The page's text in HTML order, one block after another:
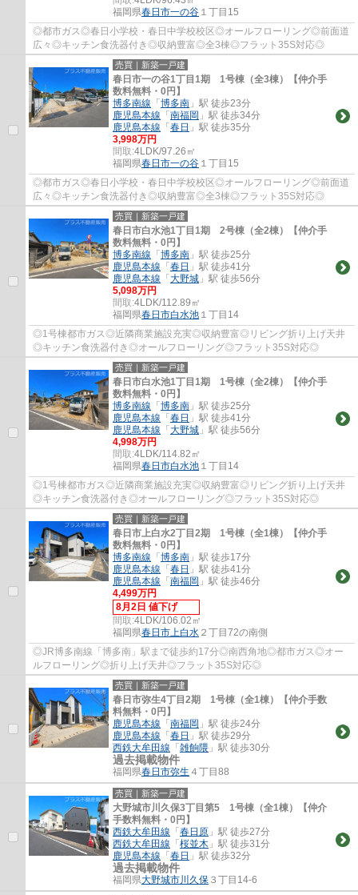
福岡県春日市一の谷 １丁目15
◎都市ガス◎春日小学校・春日中学校校区◎オールフローリング◎前面道
広々◎キッチン食洗器付き◎収納豊富◎全3棟◎フラット35S対応◎
売買｜新築一戸建
春日市一の谷1丁目1期 1号棟（全3棟）【仲介手
数料無料・0円】
博多南線 「 博多南 」駅 徒歩23分
鹿児島本線 「 南福岡 」駅 徒歩34分
鹿児島本線 「 春日 」駅 徒歩35分
3,998万円
間取:4LDK/97.26㎡
福岡県春日市一の谷 １丁目15
◎都市ガス◎春日小学校・春日中学校校区◎オールフローリング◎前面道
広々◎キッチン食洗器付き◎収納豊富◎全3棟◎フラット35S対応◎
売買｜新築一戸建
春日市白水池1丁目1期 2号棟（全2棟）【仲介手
数料無料・0円】
博多南線 「 博多南 」駅 徒歩25分
鹿児島本線 「 春日 」駅 徒歩41分
鹿児島本線 「 大野城 」駅 徒歩56分
5,098万円
間取:4LDK/112.89㎡
福岡県春日市白水池 １丁目14
◎1号棟都市ガス◎近隣商業施設充実◎収納豊富◎リビング折り上げ天井
◎キッチン食洗器付き◎オールフローリング◎フラット35S対応◎
売買｜新築一戸建
春日市白水池1丁目1期 1号棟（全2棟）【仲介手
数料無料・0円】
博多南線 「 博多南 」駅 徒歩25分
鹿児島本線 「 春日 」駅 徒歩41分
鹿児島本線 「 大野城 」駅 徒歩56分
4,998万円
間取:4LDK/114.82㎡
福岡県春日市白水池 １丁目14
◎1号棟都市ガス◎近隣商業施設充実◎収納豊富◎リビング折り上げ天井
◎キッチン食洗器付き◎オールフローリング◎フラット35S対応◎
売買｜新築一戸建
春日市上白水2丁目2期 1号棟（全1棟）【仲介手
数料無料・0円】
博多南線 「 博多南 」駅 徒歩17分
鹿児島本線 「 春日 」駅 徒歩41分
鹿児島本線 「 南福岡 」駅 徒歩46分
4,499万円
8月2日 値下げ
間取:4LDK/106.02㎡
福岡県春日市上白水 ２丁目72の南側
◎JR博多南線「博多南」駅まで徒歩約17分◎南西角地◎都市ガス◎オー
ルフローリング◎折り上げ天井◎フラット35S対応◎
売買｜新築一戸建
春日市弥生4丁目2期 1号棟（全1棟）【仲介手数
料無料・0円】
鹿児島本線 「 南福岡 」駅 徒歩24分
鹿児島本線 「 春日 」駅 徒歩29分
西鉄大牟田線 「 雑餉隈 」駅 徒歩30分
過去掲載物件
福岡県春日市弥生 ４丁目88
売買｜新築一戸建
大野城市川久保3丁目第5 1号棟（全1棟）【仲介
手数料無料・0円】
西鉄大牟田線 「 春日原 」駅 徒歩27分
西鉄大牟田線 「 桜並木 」駅 徒歩31分
鹿児島本線 「 春日 」駅 徒歩32分
過去掲載物件
福岡県大野城市川久保 ３丁目14-6